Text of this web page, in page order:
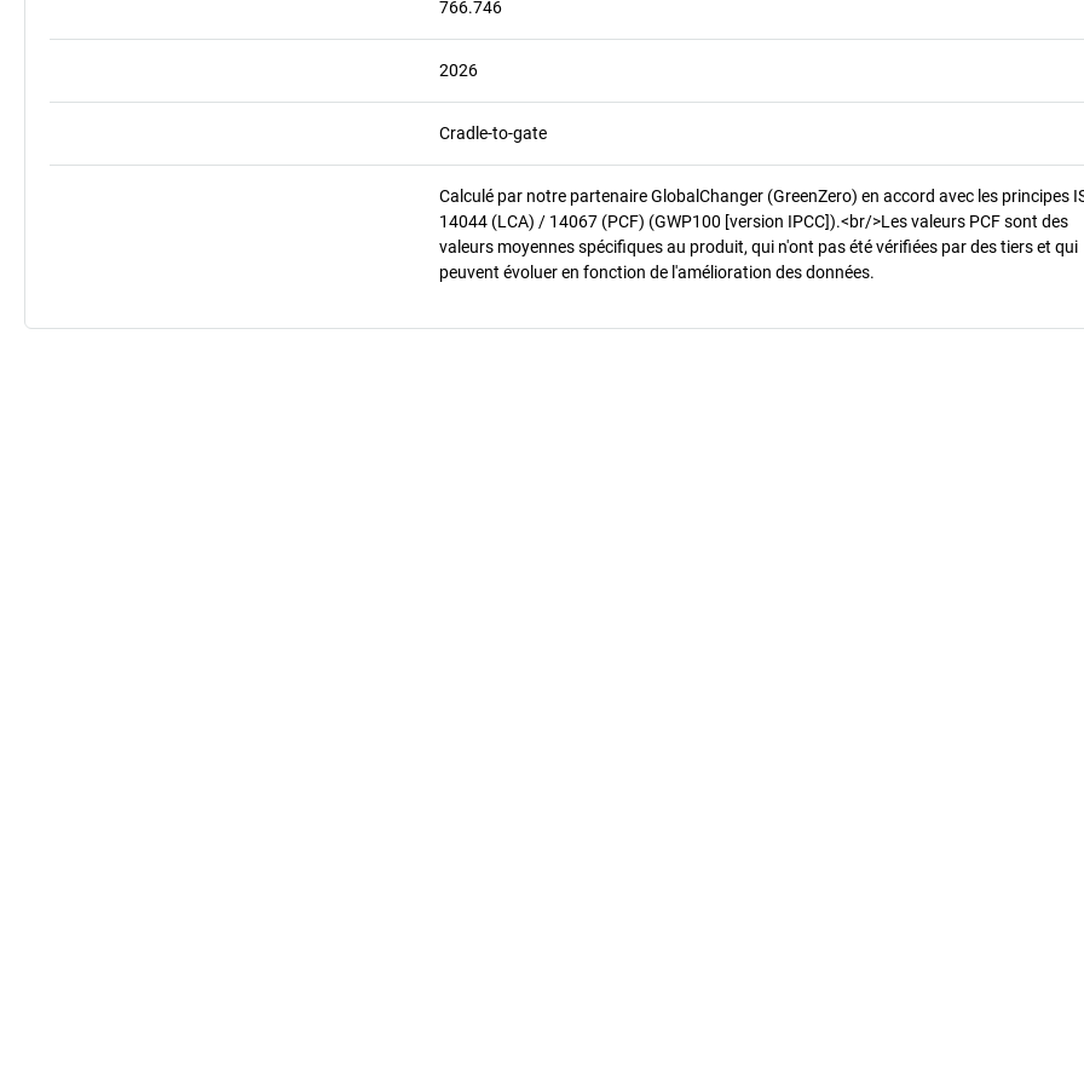
766.746
2026
Cradle-to-gate
Calculé par notre partenaire GlobalChanger (GreenZero) en accord avec les principes
14044 (LCA) / 14067 (PCF) (GWP100 [version IPCC]).<br/>Les valeurs PCF sont des
valeurs moyennes spécifiques au produit, qui n'ont pas été vérifiées par des tiers et qui
peuvent évoluer en fonction de l'amélioration des données.